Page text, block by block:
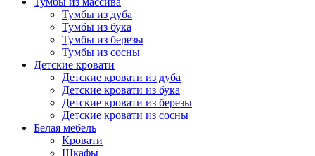
Тумбы из дуба
Тумбы из бука
Тумбы из березы
Тумбы из сосны
Детские кровати
Детские кровати из дуба
Детские кровати из бука
Детские кровати из березы
Детские кровати из сосны
Белая мебель
Кровати
Шкафы